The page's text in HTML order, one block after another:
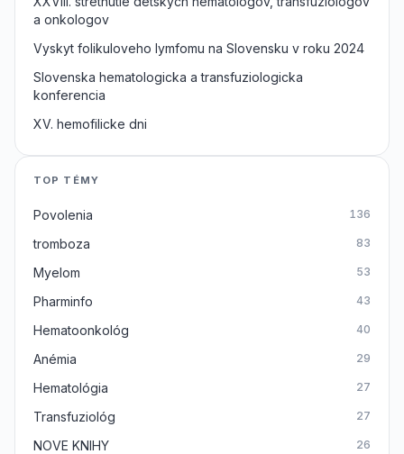
a onkologov
Vyskyt folikuloveho lymfomu na Slovensku v roku 2024
Slovenska hematologicka a transfuziologicka
konferencia
XV. hemofilicke dni
TOP TÉMY
Povolenia 136
tromboza 83
Myelom 53
Pharminfo 43
Hematoonkológ 40
Anémia 29
Hematológia 27
Transfuziológ 27
NOVE KNIHY 26